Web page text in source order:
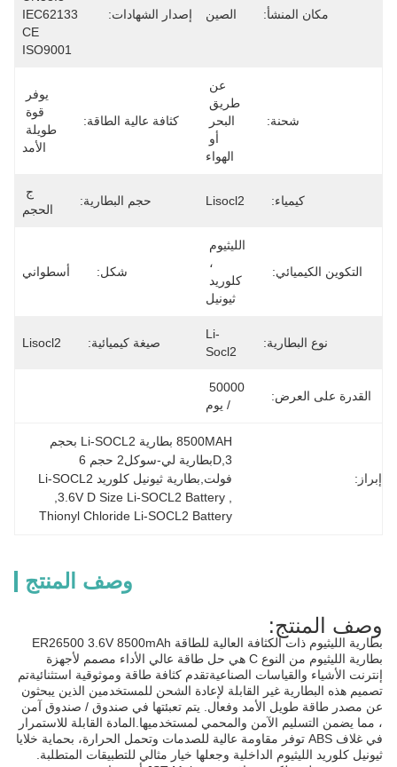
مكان المنشأ: الصين إصدار الشهادات:
IEC62133
CE
ISO9001
شحنة:
الهواء
كثافة عالية الطاقة:
الأمد
كيمياء: Lisocl2 حجم البطارية:
الحجم
التكوين الكيميائي:
ثيونيل
شكل: أسطواني
نوع البطارية:
Li-
Socl2
صيغة كيميائية: Lisocl2
القدرة على العرض:
/ يوم
إبراز:
فولت,بطارية ثيونيل كلوريد Li-SOCL2
,
3.6V D Size Li-SOCL2 Battery
Thionyl Chloride Li-SOCL2 Battery
وصف المنتج
وصف المنتج:
بطارية الليثيوم ذات الكثافة العالية للطاقة ER26500 3.6V 8500mAh
بطارية الليثيوم من النوع C هي حل طاقة عالي الأداء مصمم لأجهزة
إنترنت الأشياء والقياسات الصناعيةتقدم كثافة طاقة وموثوقية استثنائيةتم
تصميم هذه البطارية غير القابلة لإعادة الشحن للمستخدمين الذين يبحثون
عن مصدر طاقة طويل الأمد وفعال. يتم تعبئتها في صندوق / صندوق آمن
، مما يضمن التسليم الآمن والمحمي لمستخدميها.المادة القابلة للاستمرار
في غلاف ABS توفر مقاومة عالية للصدمات وتحمل الحرارة، بحماية خلايا
ثيونيل كلوريد الليثيوم الداخلية وجعلها خيار مثالي للتطبيقات المتطلبة.